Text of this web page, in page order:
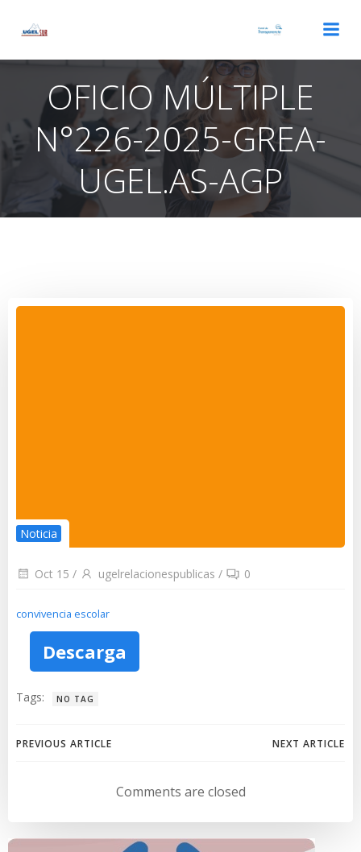
OFICIO MÚLTIPLE
N°226-2025-GREA-
UGEL.AS-AGP
Noticia
Oct 15 / ugelrelacionespublicas / 0
convivencia escolar
Descarga
Tags: NO TAG
Navegación
entradas
PREVIOUS ARTICLE
Navegación
de
entradas
NEXT ARTICLE
Comments are closed